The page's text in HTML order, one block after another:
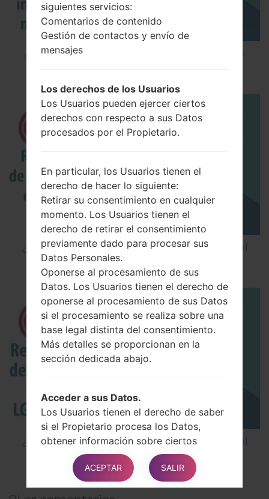
¿Cómo instalar Firmware Oficial en el teléfono
¿Cómo restablecer datos de fábrica a través del
código en LG Cookie Smart T375?
¿Cómo restablecer datos de fábrica a través del
menú en LG Nitro HD P930?
siguientes servicios:
Comentarios de contenido
Gestión de contactos y envío de
mensajes
Los derechos de los Usuarios
Los Usuarios pueden ejercer ciertos
derechos con respecto a sus Datos
procesados por el Propietario.
En particular, los Usuarios tienen el
derecho de hacer lo siguiente:
Retirar su consentimiento en cualquier
momento. Los Usuarios tienen el
derecho de retirar el consentimiento
previamente dado para procesar sus
Datos Personales.
Oponerse al procesamiento de sus
Datos. Los Usuarios tienen el derecho de
oponerse al procesamiento de sus Datos
si el procesamiento se realiza sobre una
base legal distinta del consentimiento.
Más detalles se proporcionan en la
sección dedicada abajo.
Acceder a sus Datos.
Los Usuarios tienen el derecho de saber
si el Propietario procesa los Datos,
obtener información sobre ciertos
aspectos del procesamiento y obtener
una copia de los Datos que se están
procesando.
ACEPTAR SALIR